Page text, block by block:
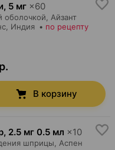
, 5 мг ×60
Айзант
, Индия • по рецепту
В корзину
, 2.5 мг 0.5 мл ×10
шприцы,
Аспен